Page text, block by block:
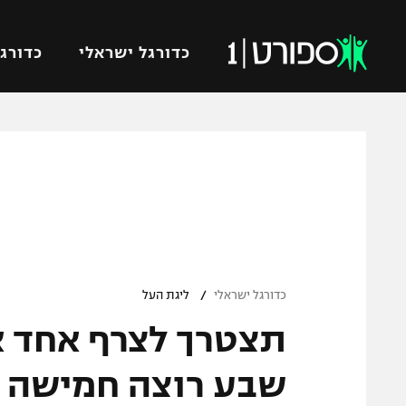
כדורגל ישראלי
ברחבה
"מעל הליגה" – פודקאסט
מכבי
בית"ר
כדורגל ישראלי / ליגת העל
תצטרך לצרף אחד
שבע רוצה חמישה